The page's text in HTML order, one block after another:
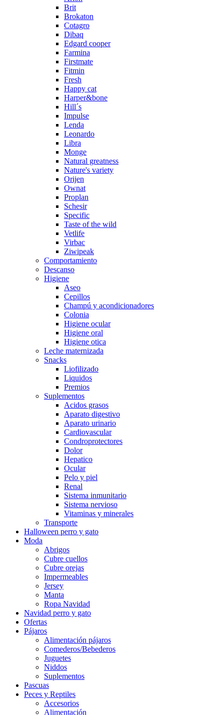
Brit
Brokaton
Cotagro
Dibaq
Edgard cooper
Farmina
Firstmate
Fitmin
Fresh
Happy cat
Harper&bone
Hill´s
Impulse
Lenda
Leonardo
Libra
Monge
Natural greatness
Nature's variety
Orijen
Ownat
Proplan
Schesir
Specific
Taste of the wild
Vetlife
Virbac
Ziwipeak
Comportamiento
Descanso
Higiene
Aseo
Cepillos
Champú y acondicionadores
Colonia
Higiene ocular
Higiene oral
Higiene otica
Leche maternizada
Snacks
Liofilizado
Liquidos
Premios
Suplementos
Acidos grasos
Aparato digestivo
Aparato urinario
Cardiovascular
Condroprotectores
Dolor
Hepatico
Ocular
Pelo y piel
Renal
Sistema inmunitario
Sistema nervioso
Vitaminas y minerales
Transporte
Halloween perro y gato
Moda
Abrigos
Cubre cuellos
Cubre orejas
Impermeables
Jersey
Manta
Ropa Navidad
Navidad perro y gato
Ofertas
Pájaros
Alimentación pájaros
Comederos/Bebederos
Juguetes
Niddos
Suplementos
Pascuas
Peces y Reptiles
Accesorios
Alimentación